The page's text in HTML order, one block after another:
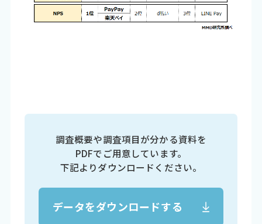
調査概要や調査項目が分かる資料を
PDFでご用意しています。
下記よりダウンロードください。
データをダウンロードする